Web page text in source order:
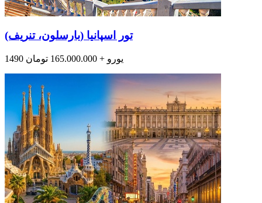
تور اسپانیا (بارسلون، تنریف)
1490 یورو + 165.000.000 تومان